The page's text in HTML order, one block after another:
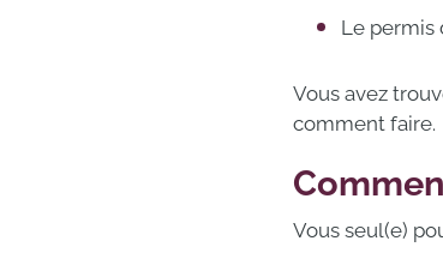
Le permis
Vous avez
comment faire.
Vous seul(e)